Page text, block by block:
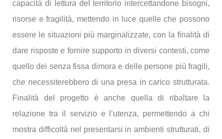
capacità di lettura del territorio intercettandone bisogni,
risorse e fragilità, mettendo in luce quelle che possono
essere le situazioni più marginalizzate, con la finalità di
dare risposte e fornire supporto in diversi contesti, come
quello dei senza fissa dimora e delle persone più fragili,
che necessiterebbero di una presa in carico strutturata.
Finalità del progetto è anche quella di ribaltare la
relazione tra il servizio e l’utenza, permettendo a chi
mostra difficoltà nel presentarsi in ambienti strutturati, di